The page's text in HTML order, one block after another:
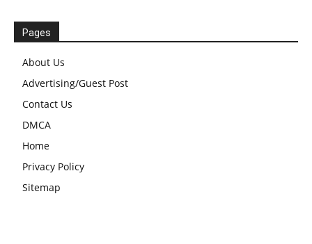
Pages
About Us
Advertising/Guest Post
Contact Us
DMCA
Home
Privacy Policy
Sitemap